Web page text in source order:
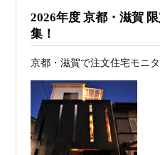
日
ァーススト
2026年07月24
旗竿地・狭
得」ではな
こそ知って
由”―
2026年度 京都・滋賀
集！
京都・滋賀で注文住宅モニ